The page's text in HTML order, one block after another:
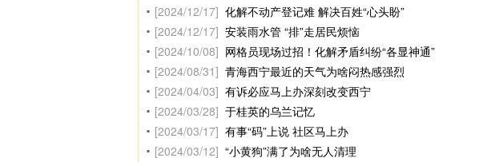
[2024/12/17] 化解不动产登记难 解决百姓“心头盼”
[2024/12/17] 安装雨水管 “排”走居民烦恼
[2024/10/08] 网格员现场过招！化解矛盾纠纷“各显神通”
[2024/08/31] 青海西宁最近的天气为啥闷热感强烈
[2024/04/03] 有诉必应马上办深刻改变西宁
[2024/03/28] 于桂英的乌兰记忆
[2024/03/17] 有事“码”上说 社区马上办
[2024/03/12] “小黄狗”满了为啥无人清理